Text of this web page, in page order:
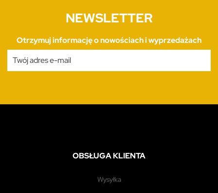
NEWSLETTER
Otrzymuj informację o nowościach i wyprzedażach
OBSŁUGA KLIENTA
wysyłka